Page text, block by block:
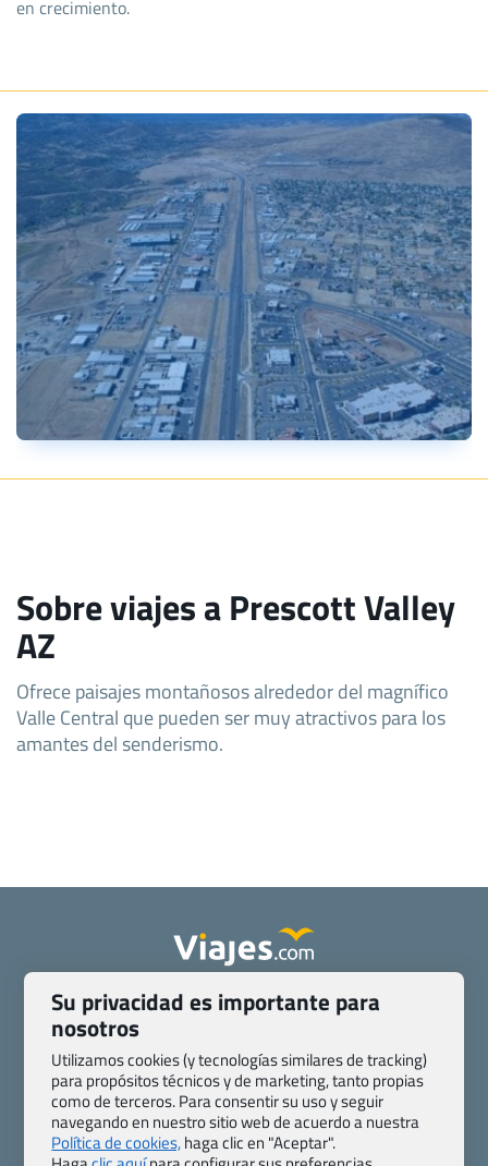
en crecimiento.
Sobre viajes a Prescott Valley
AZ
Ofrece paisajes montañosos alrededor del magnífico
Valle Central que pueden ser muy atractivos para los
amantes del senderismo.
Quienes somos
Contacto
Pasaporte, Visado, Salud y otras disposiciones específicas
Blog de Viajes.com
Registro de agencias
Preguntas frecuentes
Condiciones generales
Política de privacidad y cookies
Transparencia
Todas las páginas – sitemap
Su privacidad es importante para
nosotros
Utilizamos cookies (y tecnologías similares de tracking)
para propósitos técnicos y de marketing, tanto propias
como de terceros. Para consentir su uso y seguir
navegando en nuestro sitio web de acuerdo a nuestra
Política de cookies,haga clic en "Aceptar".